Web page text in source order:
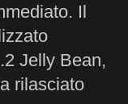
Il
Jelly Bean,
rilasciato